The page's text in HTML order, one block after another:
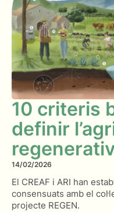
10 criteris
definir
14/02/2026
El CREAF i ARI han
consensuats amb el
projecte REGEN.